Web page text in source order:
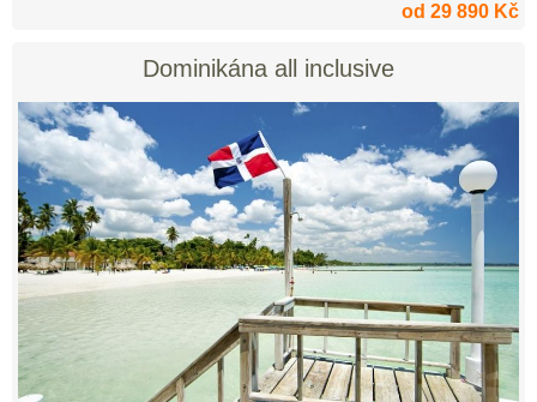
od 29 890 Kč
Dominikána all inclusive